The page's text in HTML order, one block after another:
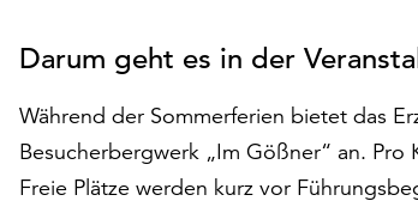
Darum geht es in der
Während der Sommerferien bietet das
Besucherbergwerk „Im Gößner“ an.
Freie Plätze werden kurz vor